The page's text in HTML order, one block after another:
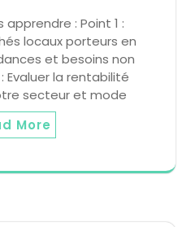
: Point 1 :
locaux porteurs en
et besoins non
Evaluer la rentabilité
secteur et mode
More